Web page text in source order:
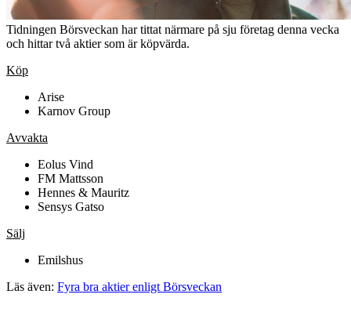
Tidningen Börsveckan har tittat närmare på sju företag denna vecka
och hittar två aktier som är köpvärda.
Köp
Arise
Karnov Group
Avvakta
Eolus Vind
FM Mattsson
Hennes & Mauritz
Sensys Gatso
Sälj
Emilshus
Läs även: Fyra bra aktier enligt Börsveckan